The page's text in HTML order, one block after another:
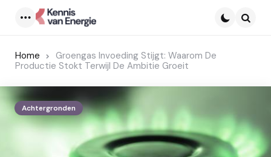
Home
Groengas Invoeding Stijgt: Waarom De
Productie Stokt Terwijl De Ambitie Groeit
Achtergronden